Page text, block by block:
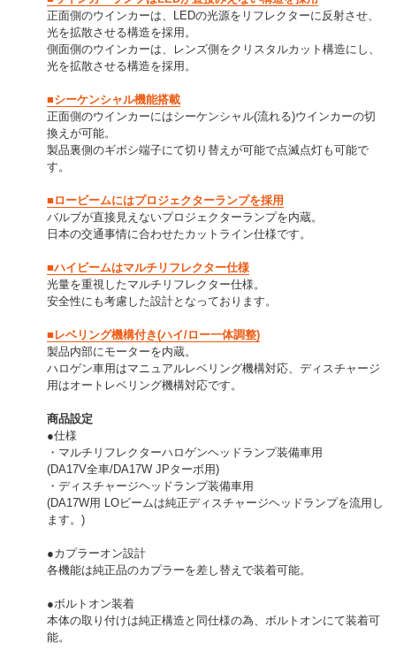
正面側のウインカーは、LEDの光源をリフレクターに反射させ、
光を拡散させる構造を採用。
側面側のウインカーは、レンズ側をクリスタルカット構造にし、
光を拡散させる構造を採用。
■シーケンシャル機能搭載
正面側のウインカーにはシーケンシャル(流れる)ウインカーの切
換えが可能。
製品裏側のギボシ端子にて切り替えが可能で点滅点灯も可能で
す。
■ロービームにはプロジェクターランプを採用
バルブが直接見えないプロジェクターランプを内蔵。
日本の交通事情に合わせたカットライン仕様です。
■ハイビームはマルチリフレクター仕様
光量を重視したマルチリフレクター仕様。
安全性にも考慮した設計となっております。
■レベリング機構付き(ハイ/ロー一体調整)
製品内部にモーターを内蔵。
ハロゲン車用はマニュアルレベリング機構対応、ディスチャージ
用はオートレベリング機構対応です。
商品設定
●仕様
・マルチリフレクターハロゲンヘッドランプ装備車用
(DA17V全車/DA17W JPターボ用)
・ディスチャージヘッドランプ装備車用
(DA17W用 LOビームは純正ディスチャージヘッドランプを流用し
ます。)
●カプラーオン設計
各機能は純正品のカプラーを差し替えで装着可能。
●ボルトオン装着
本体の取り付けは純正構造と同仕様の為、ボルトオンにて装着可
能。